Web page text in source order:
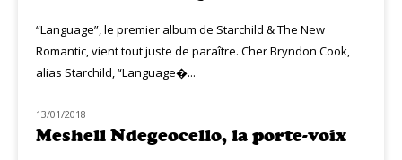
“Language”, le premier album de Starchild & The New
Romantic, vient tout juste de paraître. Cher Bryndon Cook,
alias Starchild, “Language�...
MUZIQ NEWS
13/01/2018
Meshell Ndegeocello, la porte-voix